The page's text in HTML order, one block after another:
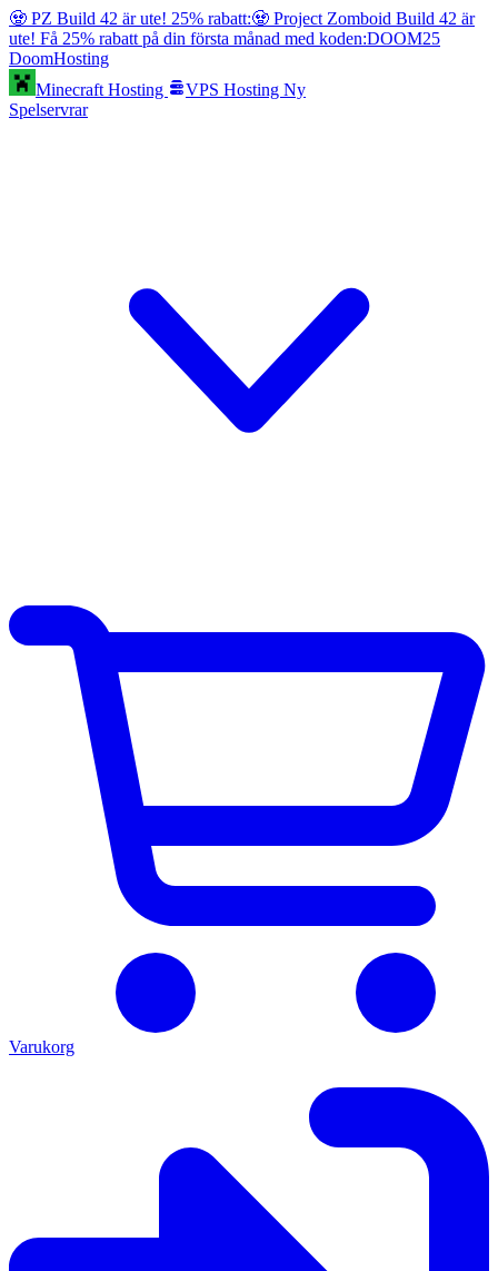
🧟 PZ Build 42 är ute! 25% rabatt:🧟 Project Zomboid Build 42 är
ute! Få 25% rabatt på din första månad med koden:DOOM25
DoomHosting
Minecraft Hosting
VPS Hosting Ny
Spelservrar
Varukorg